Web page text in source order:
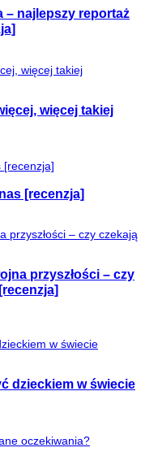
– najlepszy reportaż
więcej takiej
[recenzja]
przyszłości – czy
dzieckiem w świecie